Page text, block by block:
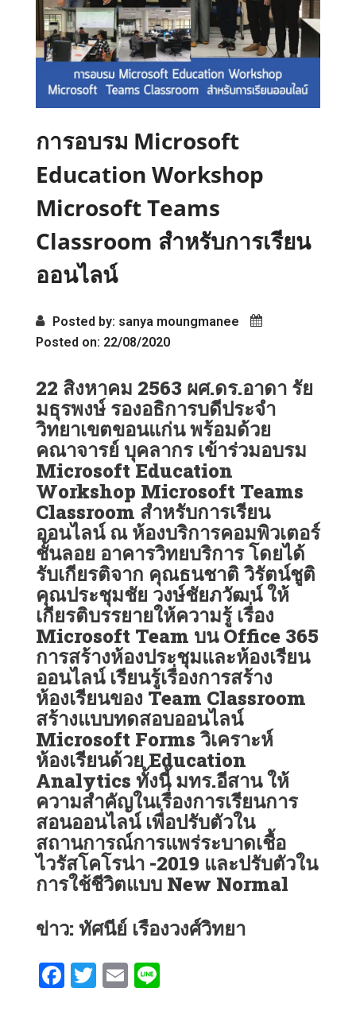
การอบรม Microsoft
Education Workshop
Microsoft Teams
Classroom สำหรับการเรียน
ออนไลน์
Posted by: sanya moungmanee
Posted on: 22/08/2020
22 สิงหาคม 2563 ผศ.ดร.อาดา รัย
มธุรพงษ์ รองอธิการบดีประจำ
วิทยาเขตขอนแก่น พร้อมด้วย
คณาจารย์ บุคลากร เข้าร่วมอบรม
Microsoft Education
Workshop Microsoft Teams
Classroom สำหรับการเรียน
ออนไลน์ ณ ห้องบริการคอมพิวเตอร์
ชั้นลอย อาคารวิทยบริการ โดยได้
รับเกียรติจาก คุณธนชาติ วิรัตน์ชูติ
คุณประชุมชัย วงษ์ชัยภวัฒน์ ให้
เกียรติบรรยายให้ความรู้ เรื่อง
Microsoft Team บน Office 365
การสร้างห้องประชุมและห้องเรียน
ออนไลน์ เรียนรู้เรื่องการสร้าง
ห้องเรียนของ Team Classroom
สร้างแบบทดสอบออนไลน์
Microsoft Forms วิเคราะห์
ห้องเรียนด้วย Education
Analytics ทั้งนี้ มทร.อีสาน ให้
ความสำคัญในเรื่องการเรียนการ
สอนออนไลน์ เพื่อปรับตัวใน
สถานการณ์การแพร่ระบาดเชื้อ
ไวรัสโคโรน่า -2019 และปรับตัวใน
การใช้ชีวิตแบบ New Normal
ข่าว: ทัศนีย์ เรืองวงศ์วิทยา
F
T
E